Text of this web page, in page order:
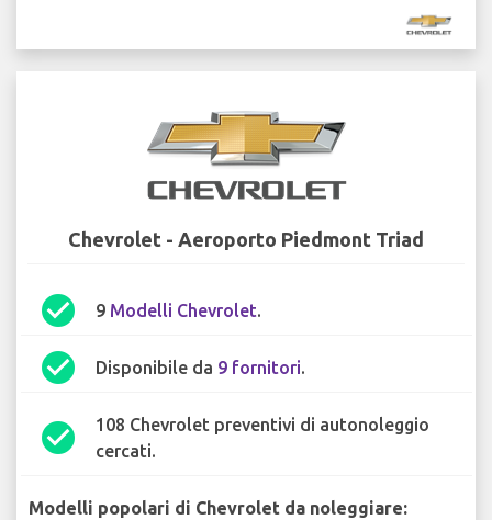
Chevrolet - Aeroporto Piedmont Triad
check_circle 9 Modelli Chevrolet.
check_circle Disponibile da 9 fornitori.
check_circle
108 Chevrolet preventivi di autonoleggio
cercati.
Modelli popolari di Chevrolet da noleggiare: